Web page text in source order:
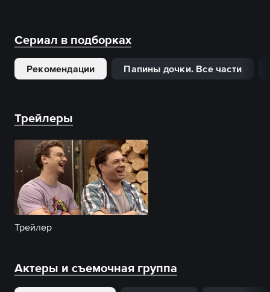
Сериал в подборках
Рекомендации Папины дочки. Все части
Трейлеры
Трейлер
Актеры и съемочная группа